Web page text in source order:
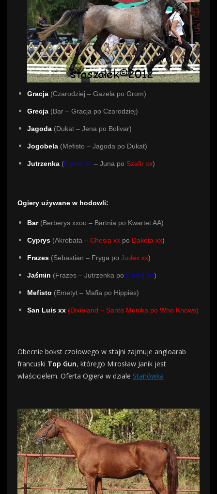
Gracja (Czarodziej – Gazela po Grom)
Grecja (Bar – Gracja po Czarodziej)
Jagoda (Dukat – Jena po Bolivar)
Jogobela (Mefisto – Jagoda po Dukat)
Jutrzenka (Elsing oo – Juna po Szafir xx)
Ogiery używane w hodowli:
Bar (Berberys xxoo – Bartnia po Kwartet AA)
Cyprys (Akrobata – Chesia xx po Dakota xx)
Frazes (Sebastian – Fryga po Judex xx)
Jaśmin (Frazes – Jutrzenka po Elsing oo)
Mefisto (Emetyt – Mafia po Hippies)
San Luis xx (Dixieland – Santa Monika po Who Knows)
Obecnie bokst czołowego w stajni zajmuje angloarab
francuski Top Gun, którego Mirosław Janik jest
właścicielem. Oferta Ogiera w dziale Stanówka